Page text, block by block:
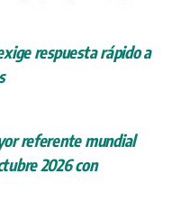
respuesta rápido a
referente mundial
2026 con